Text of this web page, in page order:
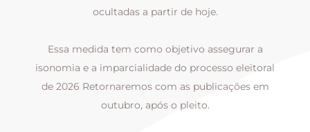
ocultadas a partir de hoje.
Essa medida tem como objetivo assegurar a
isonomia e a imparcialidade do processo eleitoral
de 2026 Retornaremos com as publicações em
outubro, após o pleito.